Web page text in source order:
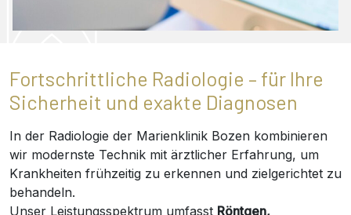
Fortschrittliche Radiologie – für Ihre
Sicherheit und exakte Diagnosen
In der Radiologie der Marienklinik Bozen kombinieren
wir modernste Technik mit ärztlicher Erfahrung, um
Krankheiten frühzeitig zu erkennen und zielgerichtet zu
behandeln.
Unser Leistungsspektrum umfasst Röntgen,